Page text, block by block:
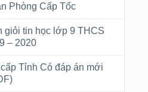
Phòng Cấp Tốc
giỏi tin học lớp 9 THCS
– 2020
Tỉnh Có đáp án mới